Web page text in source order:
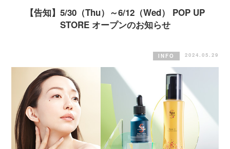
【告知】5/30（Thu）～6/12（Wed） POP UP
STORE オープンのお知らせ
INFO 2024.05.29